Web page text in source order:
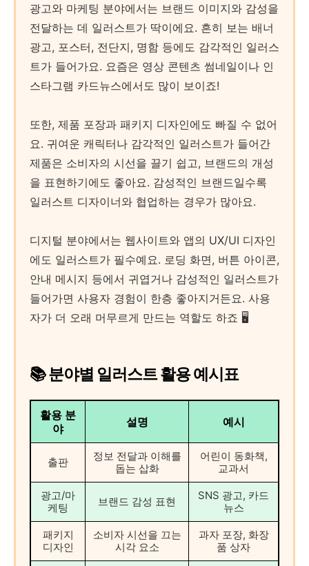
광고와 마케팅 분야에서는 브랜드 이미지와 감성을
전달하는 데 일러스트가 딱이에요. 흔히 보는 배너
광고, 포스터, 전단지, 명함 등에도 감각적인 일러스
트가 들어가요. 요즘은 영상 콘텐츠 썸네일이나 인
스타그램 카드뉴스에서도 많이 보이죠!
또한, 제품 포장과 패키지 디자인에도 빠질 수 없어
요. 귀여운 캐릭터나 감각적인 일러스트가 들어간
제품은 소비자의 시선을 끌기 쉽고, 브랜드의 개성
을 표현하기에도 좋아요. 감성적인 브랜드일수록
일러스트 디자이너와 협업하는 경우가 많아요.
디지털 분야에서는 웹사이트와 앱의 UX/UI 디자인
에도 일러스트가 필수예요. 로딩 화면, 버튼 아이콘,
안내 메시지 등에서 귀엽거나 감성적인 일러스트가
들어가면 사용자 경험이 한층 좋아지거든요. 사용
자가 더 오래 머무르게 만드는 역할도 하죠 🖥️
📚 분야별 일러스트 활용 예시표
활용 분
야
설명 예시
출판
정보 전달과 이해를
돕는 삽화
어린이 동화책,
교과서
광고/마
케팅
브랜드 감성 표현
SNS 광고, 카드
뉴스
패키지
디자인
소비자 시선을 끄는
시각 요소
과자 포장, 화장
품 상자